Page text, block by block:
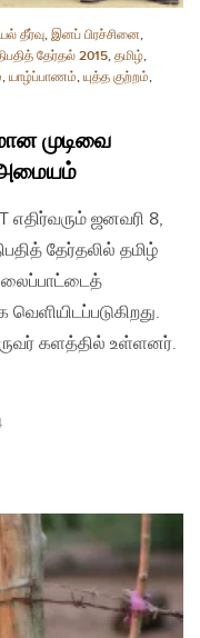
தீர்வு, இனப் பிரச்சினை,
தேர்தல் 2015, தமிழ்,
, யாழ்ப்பாணம், யுத்த குற்றம்,
முடிவை
அமையம்
எதிர்வரும் ஜனவரி 8,
தேர்தலில் தமிழ்
களத்தில் உள்ளனர்.